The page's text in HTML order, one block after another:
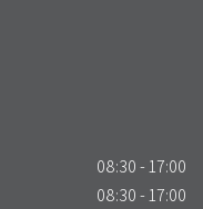
08:30 - 17:00
08:30 - 17:00